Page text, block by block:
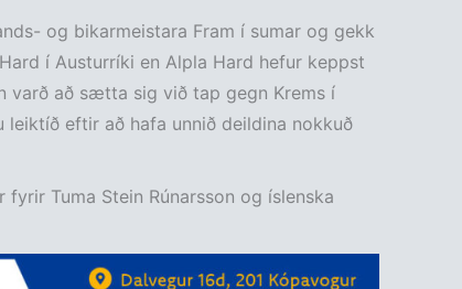
og bikarmeistara Fram í sumar og gekk
í Austurríki en Alpla Hard hefur keppst
varð að sætta sig við tap gegn Krems í
leiktíð eftir að hafa unnið deildina nokkuð
Tuma Stein Rúnarsson og íslenska